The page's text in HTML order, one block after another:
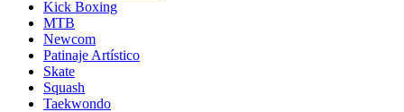
Kick Boxing
MTB
Newcom
Patinaje Artístico
Skate
Squash
Taekwondo